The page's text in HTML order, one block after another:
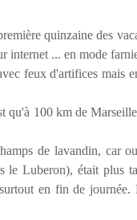
quinzaine des
internet ... en mode
feux d'artifices mais
qu'à 100 km de
de lavandin, car
le Luberon), était plus
en fin de